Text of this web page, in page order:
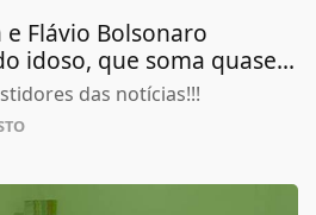
e Flávio Bolsonaro
idoso, que soma quase...
das notícias!!!